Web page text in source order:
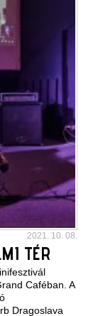
2021. 10. 08.
TÉR
Caféban. A
Dragoslava